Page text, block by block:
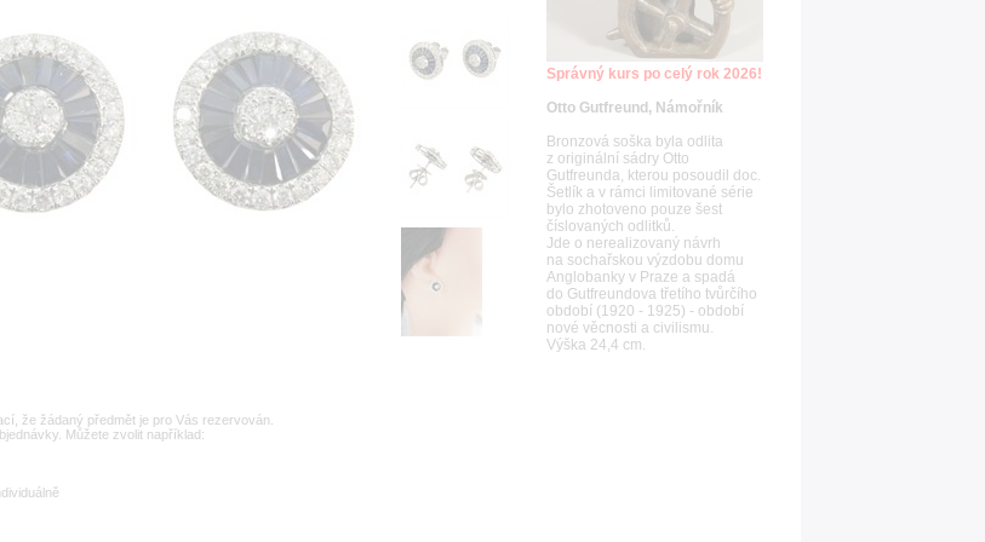
že žádaný předmět je pro Vás rezervován.
Můžete zvolit například:
Správný kurs po celý rok 2026!
Otto Gutfreund, Námořník
Bronzová soška byla odlita
z originální sádry Otto
Gutfreunda, kterou posoudil doc.
Šetlík a v rámci limitované série
bylo zhotoveno pouze šest
číslovaných odlitků.
Jde o nerealizovaný návrh
na sochařskou výzdobu domu
Anglobanky v Praze a spadá
do Gutfreundova třetího tvůrčího
období (1920 - 1925) - období
nové věcnosti a civilismu.
Výška 24,4 cm.